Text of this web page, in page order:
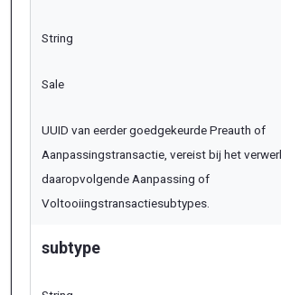
String
Sale
UUID van eerder goedgekeurde Preauth of
Aanpassingstransactie, vereist bij het
daaropvolgende Aanpassing of
Voltooiingstransactiesubtypes.
subtype